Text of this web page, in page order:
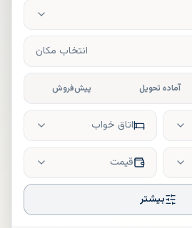
انتخاب مکان
آماده تحویل پیش‌فروش
اتاق خواب
قیمت
بیشتر